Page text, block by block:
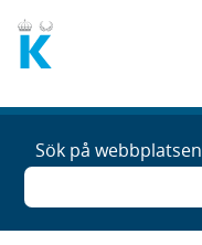
Sök på webbplatsen